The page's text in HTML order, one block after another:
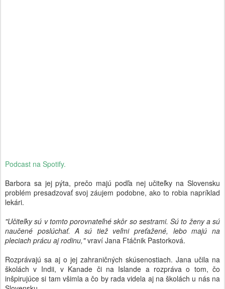
Podcast na Spotify.
Barbora sa jej pýta, prečo majú podľa nej učiteľky na Slovensku
problém presadzovať svoj záujem podobne, ako to robia napríklad
lekári.
"Učiteľky sú v tomto porovnateľné skôr so sestrami. Sú to ženy a sú
naučené poslúchať. A sú tiež veľmi preťažené, lebo majú na
pleciach prácu aj rodinu,"vraví Jana Ftáčnik Pastorková.
Rozprávajú sa aj o jej zahraničných skúsenostiach. Jana učila na
školách v Indii, v Kanade či na Islande a rozpráva o tom, čo
inšpirujúce si tam všimla a čo by rada videla aj na školách u nás na